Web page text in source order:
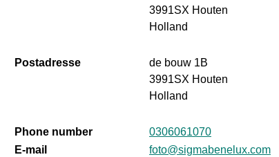
3991SX Houten
Holland
Postadresse
de bouw 1B
3991SX Houten
Holland
Phone number
0306061070
E-mail
foto@sigmabenelux.com